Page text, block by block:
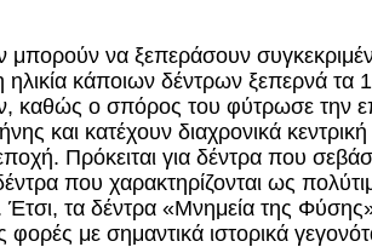
να ξεπεράσουν
ηλικία κάποιων δέντρων ξεπερνά
καθώς ο σπόρος του φύτρωσε την
και κατέχουν διαχρονικά
Πρόκειται για δέντρα που
που χαρακτηρίζονται ως
τα δέντρα «Μνημεία της
με σημαντικά ιστορικά